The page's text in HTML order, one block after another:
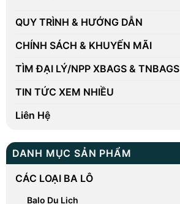
QUY TRÌNH & HƯỚNG DẪN
CHÍNH SÁCH & KHUYẾN MÃI
TÌM ĐẠI LÝ/NPP XBAGS & TNBAGS
TIN TỨC XEM NHIỀU
Liên Hệ
DANH MỤC SẢN PHẨM
CÁC LOẠI BA LÔ
Balo Du Lịch